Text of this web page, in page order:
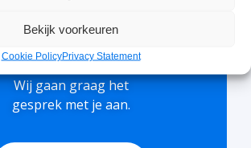
Bekijk voorkeuren
Cookie PolicyPrivacy Statement
Meer informatie?
Wij gaan graag het
gesprek met je aan.